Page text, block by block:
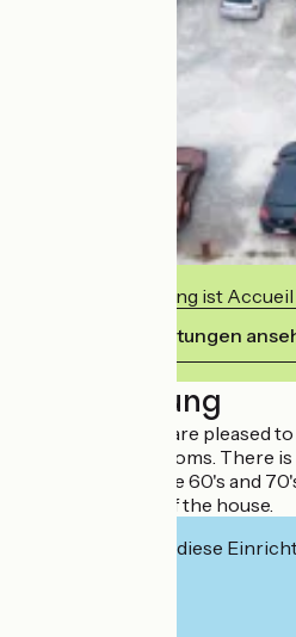
Diese Einrichtung ist
Ihre Verpflichtungen
Beschreibung
Ariane and Coen are pleased
houses 5 guest rooms. There
machines from the 60's and
Parking in front of the house.
Interessiert Sie diese